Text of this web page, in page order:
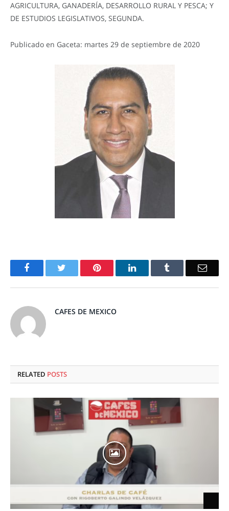
AGRICULTURA, GANADERÍA, DESARROLLO RURAL Y PESCA; Y
DE ESTUDIOS LEGISLATIVOS, SEGUNDA.
Publicado en Gaceta: martes 29 de septiembre de 2020
Facebook Pinterest LinkedIn Email
CAFES DE MEXICO
RELATED POSTS